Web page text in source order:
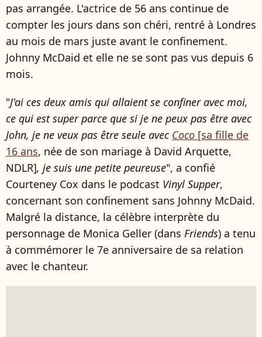
pas arrangée. L'actrice de 56 ans continue de
compter les jours dans son chéri, rentré à Londres
au mois de mars juste avant le confinement.
Johnny McDaid et elle ne se sont pas vus depuis 6
mois.
"J'ai ces deux amis qui allaient se confiner avec moi,
ce qui est super parce que si je ne peux pas être avec
John, je ne veux pas être seule avec Coco [sa fille de
16 ans, née de son mariage à David Arquette,
NDLR], je suis une petite peureuse", a confié
Courteney Cox dans le podcast Vinyl Supper,
concernant son confinement sans Johnny McDaid.
Malgré la distance, la célèbre interprète du
personnage de Monica Geller (dans Friends) a tenu
à commémorer le 7e anniversaire de sa relation
avec le chanteur.